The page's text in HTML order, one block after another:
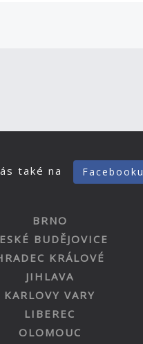
také na Facebooku
BRNO
BUDĚJOVICE
KRÁLOVÉ
JIHLAVA
KARLOVY VARY
LIBEREC
OLOMOUC